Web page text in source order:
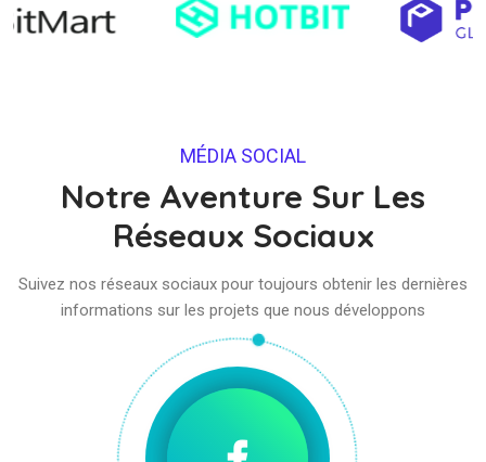
MÉDIA SOCIAL
Notre Aventure Sur Les
Réseaux Sociaux
Suivez nos réseaux sociaux pour toujours obtenir les dernières
informations sur les projets que nous développons